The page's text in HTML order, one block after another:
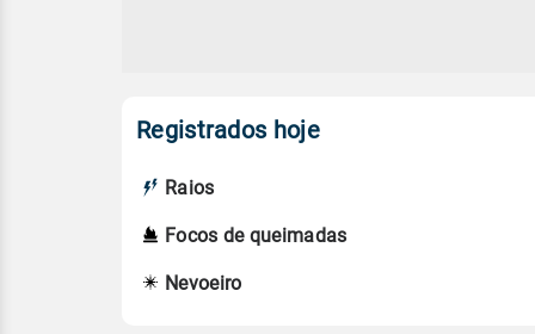
Registrados hoje
Raios
Focos de queimadas
Nevoeiro